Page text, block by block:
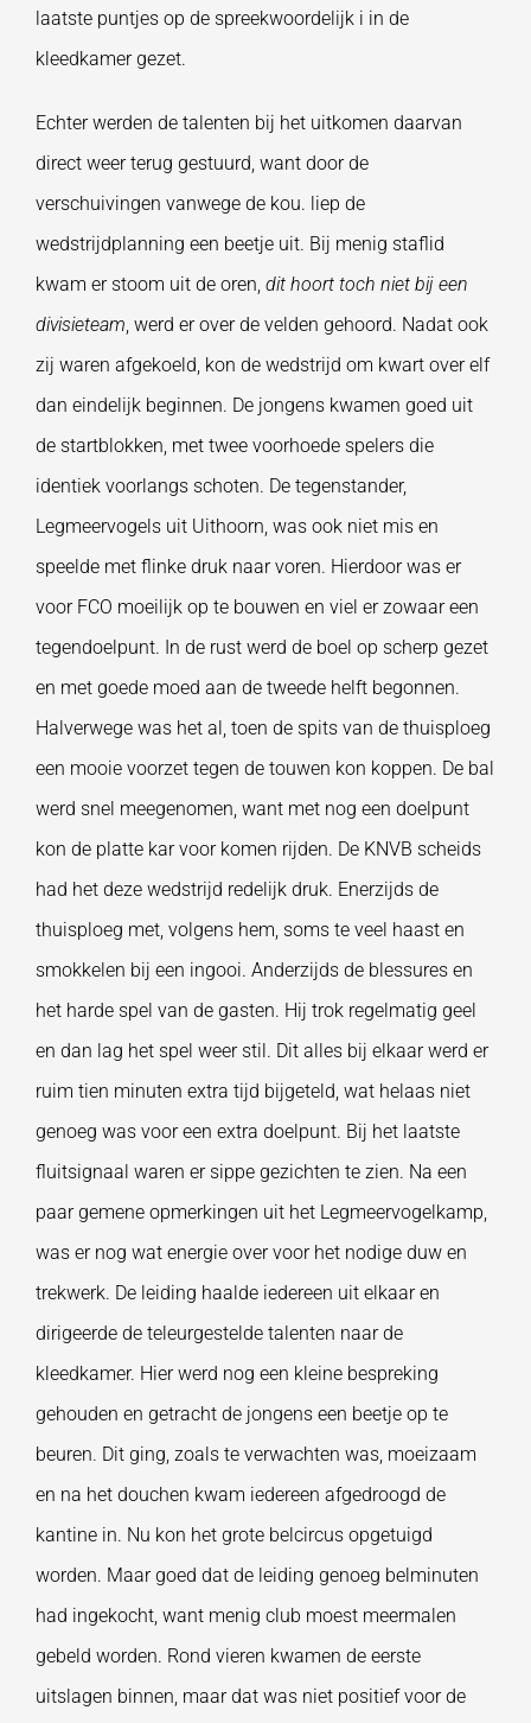
laatste puntjes op de spreekwoordelijk i in de
kleedkamer gezet.
Echter werden de talenten bij het uitkomen daarvan
direct weer terug gestuurd, want door de
verschuivingen vanwege de kou. liep de
wedstrijdplanning een beetje uit. Bij menig staflid
kwam er stoom uit de oren, dit hoort toch niet bij een
divisieteam , werd er over de velden gehoord. Nadat ook
zij waren afgekoeld, kon de wedstrijd om kwart over elf
dan eindelijk beginnen. De jongens kwamen goed uit
de startblokken, met twee voorhoede spelers die
identiek voorlangs schoten. De tegenstander,
Legmeervogels uit Uithoorn, was ook niet mis en
speelde met flinke druk naar voren. Hierdoor was er
voor FCO moeilijk op te bouwen en viel er zowaar een
tegendoelpunt. In de rust werd de boel op scherp gezet
en met goede moed aan de tweede helft begonnen.
Halverwege was het al, toen de spits van de thuisploeg
een mooie voorzet tegen de touwen kon koppen. De bal
werd snel meegenomen, want met nog een doelpunt
kon de platte kar voor komen rijden. De KNVB scheids
had het deze wedstrijd redelijk druk. Enerzijds de
thuisploeg met, volgens hem, soms te veel haast en
smokkelen bij een ingooi. Anderzijds de blessures en
het harde spel van de gasten. Hij trok regelmatig geel
en dan lag het spel weer stil. Dit alles bij elkaar werd er
ruim tien minuten extra tijd bijgeteld, wat helaas niet
genoeg was voor een extra doelpunt. Bij het laatste
fluitsignaal waren er sippe gezichten te zien. Na een
paar gemene opmerkingen uit het Legmeervogelkamp,
was er nog wat energie over voor het nodige duw en
trekwerk. De leiding haalde iedereen uit elkaar en
dirigeerde de teleurgestelde talenten naar de
kleedkamer. Hier werd nog een kleine bespreking
gehouden en getracht de jongens een beetje op te
beuren. Dit ging, zoals te verwachten was, moeizaam
en na het douchen kwam iedereen afgedroogd de
kantine in. Nu kon het grote belcircus opgetuigd
worden. Maar goed dat de leiding genoeg belminuten
had ingekocht, want menig club moest meermalen
gebeld worden. Rond vieren kwamen de eerste
uitslagen binnen, maar dat was niet positief voor de